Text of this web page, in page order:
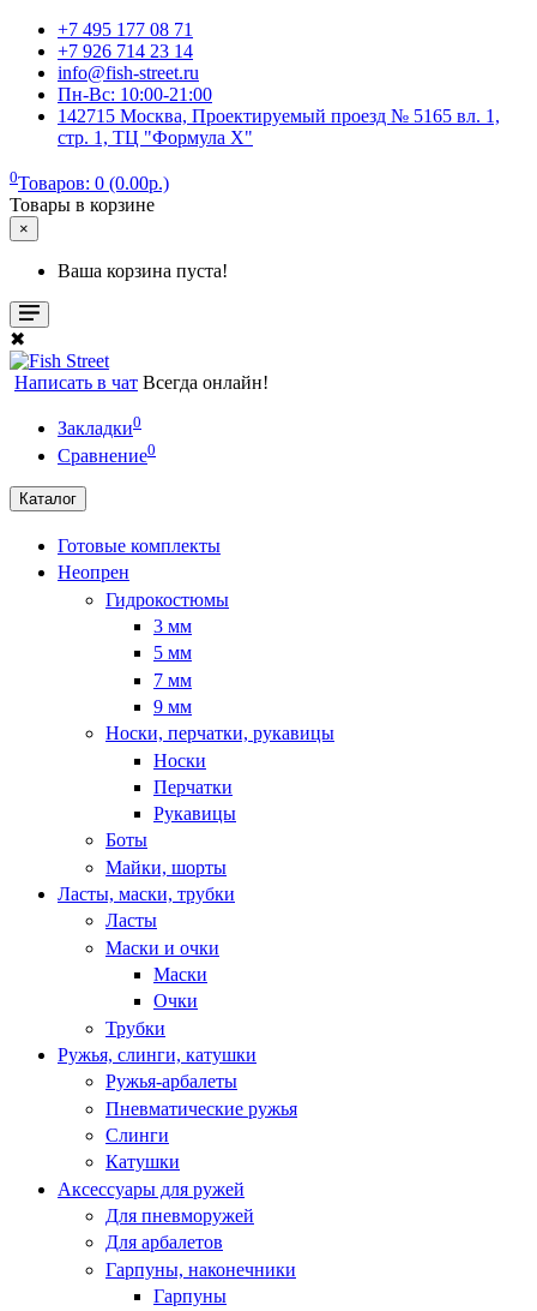
+7 495 177 08 71
+7 926 714 23 14
info@fish-street.ru
Пн-Вс: 10:00-21:00
142715 Москва, Проектируемый проезд № 5165 вл. 1,
стр. 1, ТЦ "Формула X"
0Товаров: 0 (0.00р.)
Товары в корзине
×
Ваша корзина пуста!
✖
Написать в чат Всегда онлайн!
Закладки0
Сравнение0
Каталог
Готовые комплекты
Неопрен
Гидрокостюмы
3 мм
5 мм
7 мм
9 мм
Носки, перчатки, рукавицы
Носки
Перчатки
Рукавицы
Боты
Майки, шорты
Ласты, маски, трубки
Ласты
Маски и очки
Маски
Очки
Трубки
Ружья, слинги, катушки
Ружья-арбалеты
Пневматические ружья
Слинги
Катушки
Аксессуары для ружей
Для пневморужей
Для арбалетов
Гарпуны, наконечники
Гарпуны